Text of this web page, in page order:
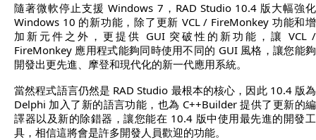
隨著微軟停止支援 Windows 7，RAD Studio 10.4 版大幅強化
Windows 10 的新功能，除了更新 VCL / FireMonkey 功能和增
加新元件之外，更提供 GUI 突破性的新功能，讓 VCL /
FireMonkey 應用程式能夠同時使用不同的 GUI 風格，讓您能夠
開發出更先進、摩登和現代化的新一代應用系統。
當然程式語言仍然是 RAD Studio 最根本的核心，因此 10.4 版為
Delphi 加入了新的語言功能，也為 C++Builder 提供了更新的編
譯器以及新的除錯器，讓您能在 10.4 版中使用最先進的開發工
具，相信這將會是許多開發人員歡迎的功能。